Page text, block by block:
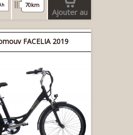
70km
Ajouter au
panier
FACELIA 2019